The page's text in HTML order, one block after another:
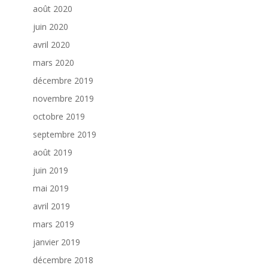
août 2020
juin 2020
avril 2020
mars 2020
décembre 2019
novembre 2019
octobre 2019
septembre 2019
août 2019
juin 2019
mai 2019
avril 2019
mars 2019
janvier 2019
décembre 2018